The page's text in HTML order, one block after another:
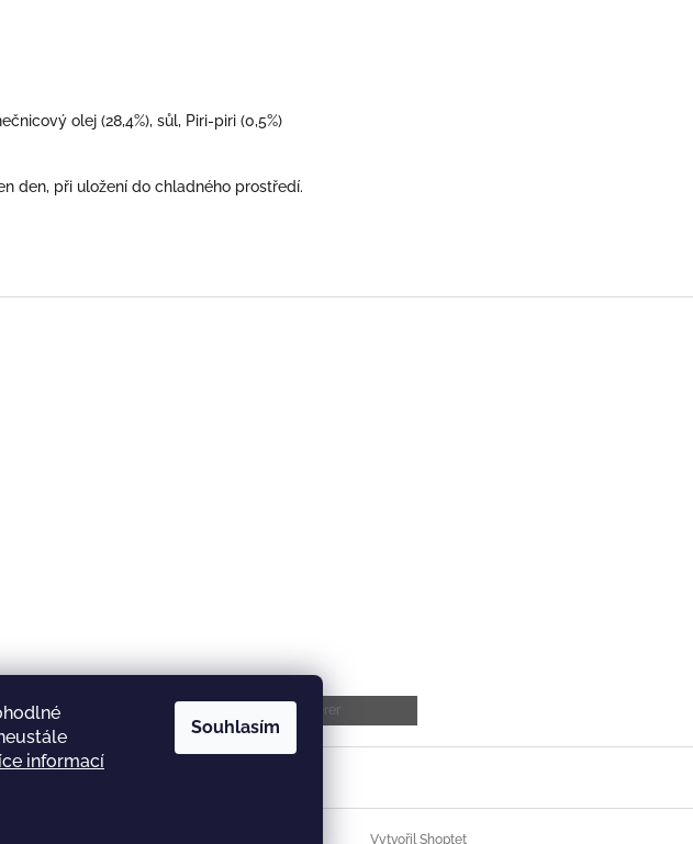
informací
Souhlasím
olej (28,4%), sůl, Piri-piri (0,5%)
den, při uložení do chladného prostředí.
Dárek Derer
Vytvořil Shoptet